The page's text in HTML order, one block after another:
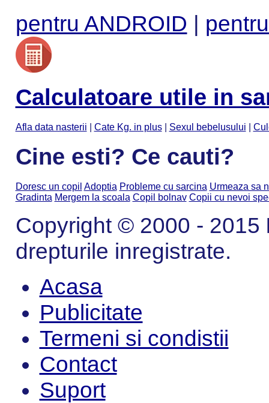
pentru ANDROID |
Calculatoare utile in
Afla data nasterii Cate Kg. in plus| Sexul bebelusului
Cine esti? Ce cauti?
Doresc un copil Adoptia Probleme cu sarcina Urmeaza sa
Gradinta Mergem la scoala Copil bolnav Copii cu nevoi
Copyright © 2000 - 2015
drepturile inregistrate.
Acasa
Publicitate
Termeni si condistii
Contact
Suport